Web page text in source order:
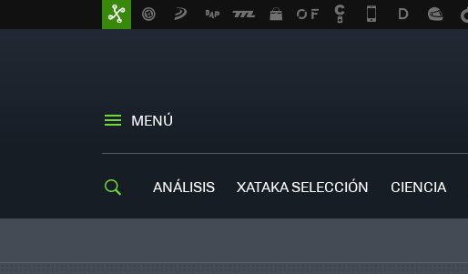
MENÚ
ANÁLISIS XATAKA SELECCIÓN CIENCIA